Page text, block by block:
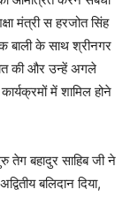
मंत्री स हरजोत सिंह
बाली के साथ श्रीनगर
की और उन्हें अगले
में शामिल होने
तेग बहादुर साहिब जी ने
बलिदान दिया,